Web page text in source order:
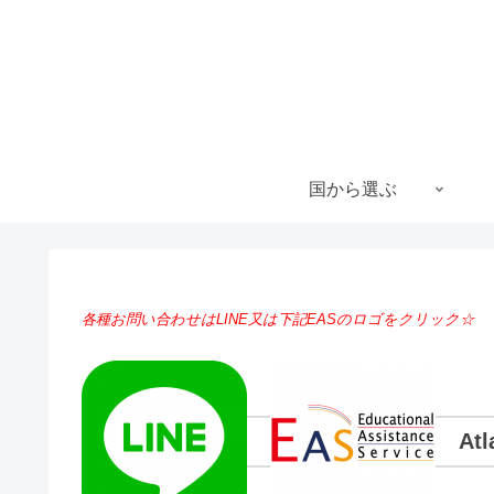
国から選ぶ
各種お問い合わせはLINE又は下記EASのロゴをクリック☆